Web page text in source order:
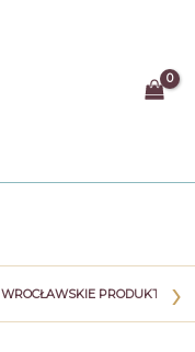
WROCŁAWSKIE PRODUKTY ›